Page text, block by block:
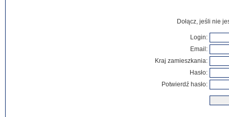
Dołącz, jeśli nie
Login:
Email:
Kraj zamieszkania:
Hasło:
Potwierdź hasło: